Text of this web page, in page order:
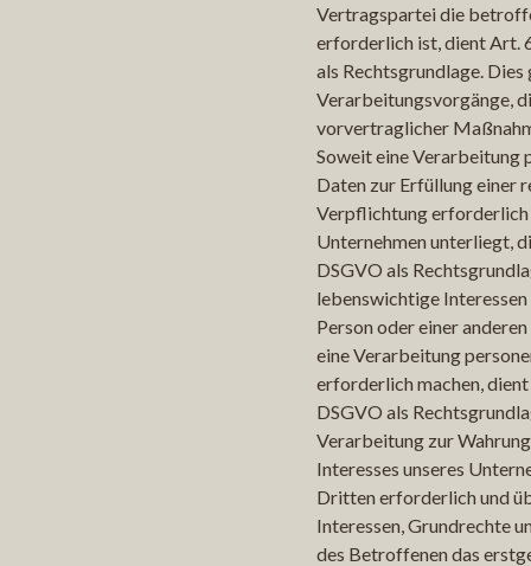
Vertragspartei die
erforderlich ist, dient Art.
als Rechtsgrundlage.
Verarbeitungsvorgänge,
vorvertraglicher
Soweit eine Verarbeitung
Daten zur Erfüllung einer
Verpflichtung erforderlich
Unternehmen unterliegt,
DSGVO als
lebenswichtige
Person oder einer
eine Verarbeitung
erforderlich machen,
DSGVO als
Verarbeitung zur
Interesses unseres
Dritten erforderlich und
Interessen, Grundrechte
des Betroffenen das